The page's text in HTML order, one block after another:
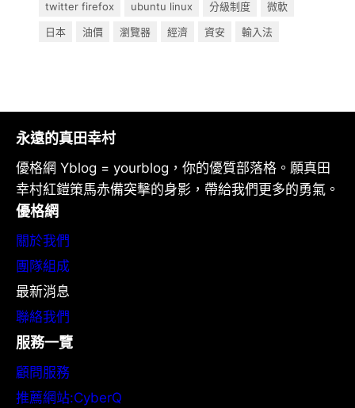
twitter firefox
ubuntu linux 分級制度
微軟
日本
油價 瀏覽器 經濟 資安 輸入法
永遠的真田幸村
優格網 Yblog = yourblog，你的優質部落格。願真田
幸村紅鎧策馬赤備突擊的身影，帶給我們更多的勇氣。
優格網
關於我們
團隊組成
最新消息
聯絡我們
服務一覽
顧問服務
推薦網站:CyberQ